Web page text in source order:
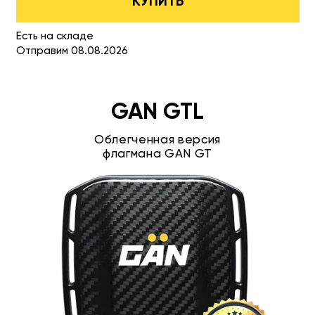
Есть на складе
Отправим 08.08.2026
GAN GTL
Облегченная версия
флагмана GAN GT